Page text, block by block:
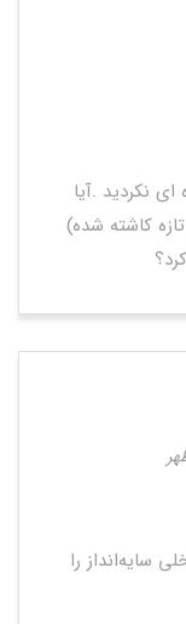
نکردید .آیا
کاشته شده)
سایه‌انداز را